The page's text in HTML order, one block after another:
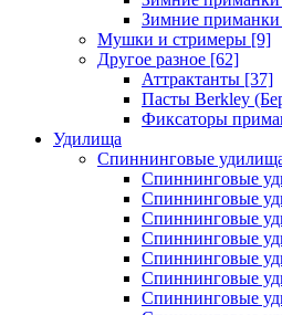
Зимние приманки
Мушки и стримеры [9]
Другое разное [62]
Аттрактанты [37]
Пасты Berkley
Фиксаторы
Удилища
Спиннинговые
Спиннинговые
Спиннинговые
Спиннинговые
Спиннинговые
Спиннинговые
Спиннинговые
Спиннинговые